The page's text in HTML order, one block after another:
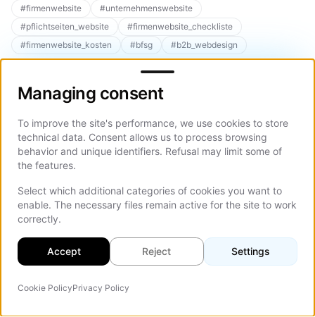
#firmenwebsite #unternehmenswebsite
#pflichtseiten_website #firmenwebsite_checkliste
#firmenwebsite_kosten #bfsg #b2b_webdesign
Ähnliche Artikel
Entdecke weitere Artikel zu verwandten Themen
Explore All Articles
Aug 03, 2026 12 Min.
Onlineshop erstellen lassen:
Aug 03,
Managing consent
Managing consent
To improve the site's performance, we use cookies to store
technical data. Consent allows us to process browsing
behavior and unique identifiers. Refusal may limit some of
the features.
Select which additional categories of cookies you want to
enable. The necessary files remain active for the site to work
correctly.
Accept Reject Settings
Cookie PolicyPrivacy Policy